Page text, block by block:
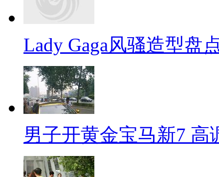
Lady Gaga风骚造型盘
男子开黄金宝马新7 高